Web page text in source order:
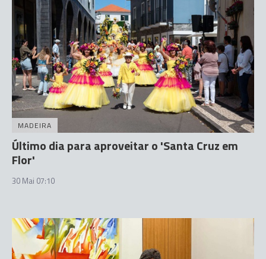
MADEIRA
Último dia para aproveitar o 'Santa Cruz em
Flor'
30 Mai 07:10